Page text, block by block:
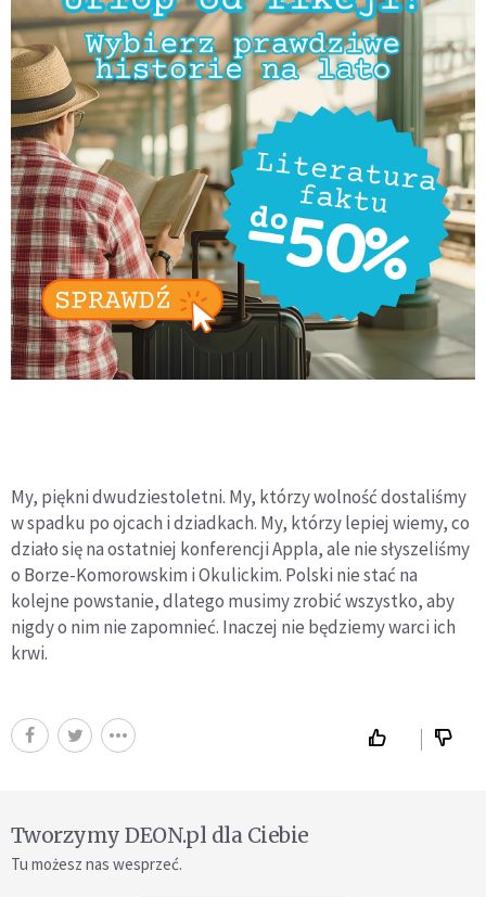
My, piękni dwudziestoletni. My, którzy wolność dostaliśmy
w spadku po ojcach i dziadkach. My, którzy lepiej wiemy, co
działo się na ostatniej konferencji Appla, ale nie słyszeliśmy
o Borze-Komorowskim i Okulickim. Polski nie stać na
kolejne powstanie, dlatego musimy zrobić wszystko, aby
nigdy o nim nie zapomnieć. Inaczej nie będziemy warci ich
krwi.
Tworzymy DEON.pl dla Ciebie
Tu możesz nas wesprzeć.